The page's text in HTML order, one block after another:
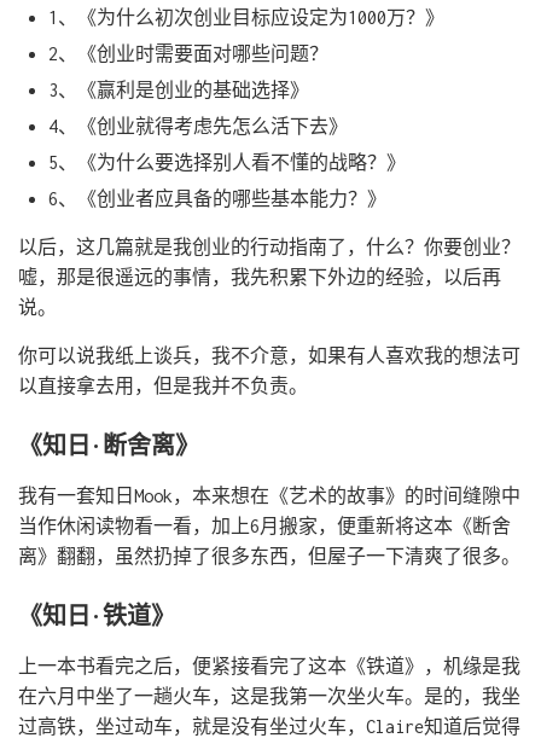
1、《为什么初次创业目标应设定为1000万？》
2、《创业时需要面对哪些问题？
3、《赢利是创业的基础选择》
4、《创业就得考虑先怎么活下去》
5、《为什么要选择别人看不懂的战略？》
6、《创业者应具备的哪些基本能力？》
以后，这几篇就是我创业的行动指南了，什么？你要创业？
嘘，那是很遥远的事情，我先积累下外边的经验，以后再
说。
你可以说我纸上谈兵，我不介意，如果有人喜欢我的想法可
以直接拿去用，但是我并不负责。
《知日·断舍离》
我有一套知日Mook，本来想在《艺术的故事》的时间缝隙中
当作休闲读物看一看，加上6月搬家，便重新将这本《断舍
离》翻翻，虽然扔掉了很多东西，但屋子一下清爽了很多。
《知日·铁道》
上一本书看完之后，便紧接看完了这本《铁道》，机缘是我
在六月中坐了一趟火车，这是我第一次坐火车。是的，我坐
过高铁，坐过动车，就是没有坐过火车，Claire知道后觉得